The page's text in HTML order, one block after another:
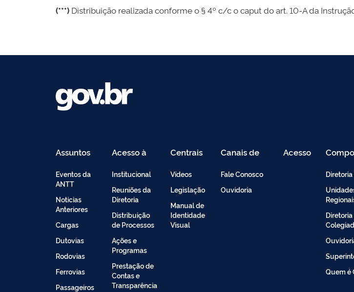
(***) Distribuição realizada conforme o § 4º c/c o caput do art. 10-A da
Assuntos
Eventos da
ANTT
Noticias
Anteriores
Cargas
Dutovias
Rodovias
Ferrovias
Passageiros
Acesso à
Institucional
Reuniões da
Diretoria
Distribuição
de Processos
Ações e
Programas
Prestação de
Contas e
Transparência
Centrais
Vídeos
Legislação
Manual de
Identidade
Visual
Canais de
Fale Conosco
Ouvidoria
Acesso
Diretoria
Diretoria
Quem é